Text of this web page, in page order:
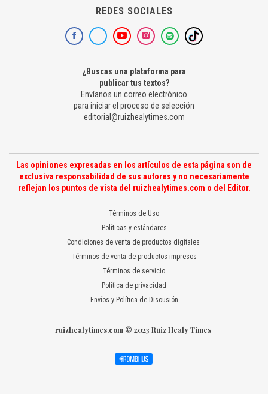
REDES SOCIALES
¿Buscas una plataforma para
publicar tus textos?
Envíanos un correo electrónico
para iniciar el proceso de selección
editorial@ruizhealytimes.com
Las opiniones expresadas en los artículos de esta página son de
exclusiva responsabilidad de sus autores y no necesariamente
reflejan los puntos de vista del ruizhealytimes.com o del Editor.
Términos de Uso
Políticas y estándares
Condiciones de venta de productos digitales
Términos de venta de productos impresos
Términos de servicio
Política de privacidad
Envíos y Política de Discusión
ruizhealytimes.com © 2023 Ruiz Healy Times